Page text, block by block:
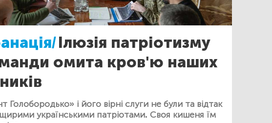
Ілюзія патріотизму
омита кров'ю наших
Голобородько» і його вірні слуги не були та відтак
українськими патріотами. Своя кишеня їм